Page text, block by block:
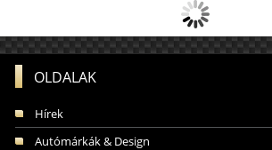
OLDALAK
Hírek
Autómárkák & Design